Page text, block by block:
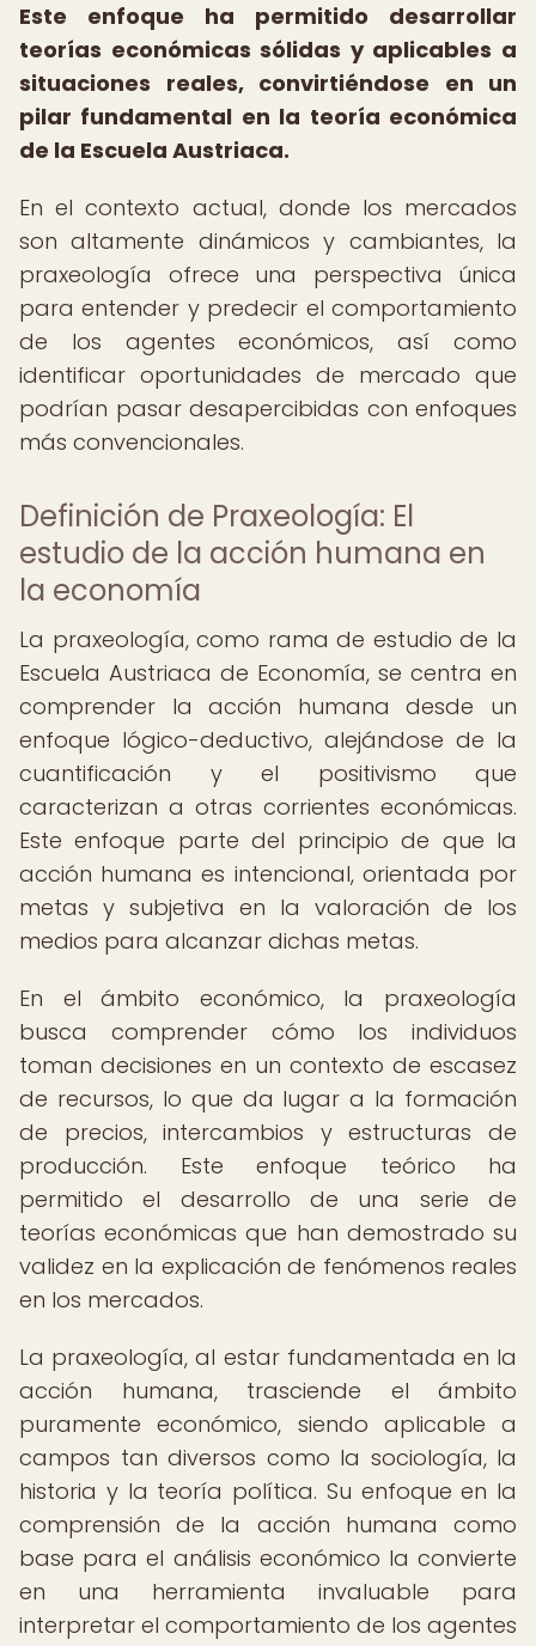
Este enfoque ha permitido desarrollar
teorías económicas sólidas y aplicables a
situaciones reales, convirtiéndose en un
pilar fundamental en la teoría económica
de la Escuela Austriaca.
En el contexto actual, donde los mercados
son altamente dinámicos y cambiantes, la
praxeología ofrece una perspectiva única
para entender y predecir el comportamiento
de los agentes económicos, así como
identificar oportunidades de mercado que
podrían pasar desapercibidas con enfoques
más convencionales.
Definición de Praxeología: El
estudio de la acción humana en
la economía
La praxeología, como rama de estudio de la
Escuela Austriaca de Economía, se centra en
comprender la acción humana desde un
enfoque lógico-deductivo, alejándose de la
cuantificación y el positivismo que
caracterizan a otras corrientes económicas.
Este enfoque parte del principio de que la
acción humana es intencional, orientada por
metas y subjetiva en la valoración de los
medios para alcanzar dichas metas.
En el ámbito económico, la praxeología
busca comprender cómo los individuos
toman decisiones en un contexto de escasez
de recursos, lo que da lugar a la formación
de precios, intercambios y estructuras de
producción. Este enfoque teórico ha
permitido el desarrollo de una serie de
teorías económicas que han demostrado su
validez en la explicación de fenómenos reales
en los mercados.
La praxeología, al estar fundamentada en la
acción humana, trasciende el ámbito
puramente económico, siendo aplicable a
campos tan diversos como la sociología, la
historia y la teoría política. Su enfoque en la
comprensión de la acción humana como
base para el análisis económico la convierte
en una herramienta invaluable para
interpretar el comportamiento de los agentes